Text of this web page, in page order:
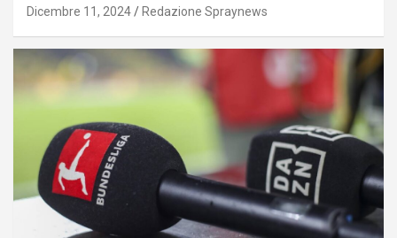
Dicembre 11, 2024 Redazione Spraynews